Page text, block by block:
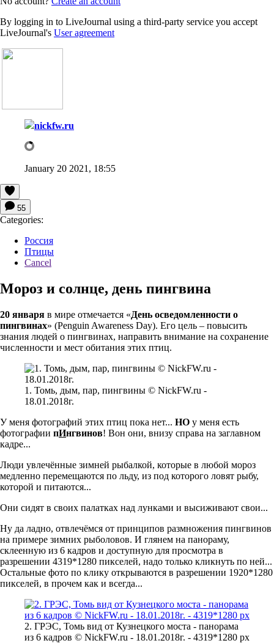
By logging in to LiveJournal using a third-party service you accept
LiveJournal's User agreement
nickfw.ru
January 20 2021, 18:55
55
Categories:
Россия
Птицы
Cancel
Мороз и солнце, день пингвина
20 января в мире отмечается «День осведомленности о
пингвинах» (Penguin Awareness Day). Его цель – повысить
знания людей о пингвинах, направить внимание на сохранение
численности и мест обитания этих птиц.
1. Томь, дым, пар, пингвины © NickFW.ru -
18.01.2018г.
У меня фотографий этих птиц пока нет... НО у меня есть
фотографии пИнгвинов! Вон они, внизу справа на заглавном
кадре...
Люди увлечённые зимней рыбалкой, которые в любой мороз
медленно перемещаются по льду, из под которого ловят рыбу,
которой и питаются...
Они сидят в своих палатках над лунками и высиживают свои...
Ну да ладно, отвлечёмся от принципов размножения пингвинов
на примере зимних рыболовов. И глянем на панораму,
склеенную из 6 кадров и доступную для просмотра в
разрешении 4319*1280 пикселей, надо только кликнуть по ней...
Остальные фото по клику открываются в разрешении 1920*1280
пикселей, в прочем как и всегда...
2. ГРЭС, Томь вид от Кузнецкого моста - панорама
из 6 кадров © NickFW.ru - 18.01.2018г. - 4319*1280 px